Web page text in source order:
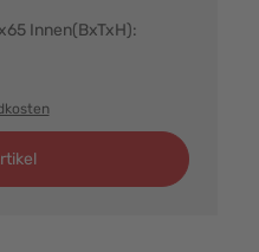
Innen(BxTxH):